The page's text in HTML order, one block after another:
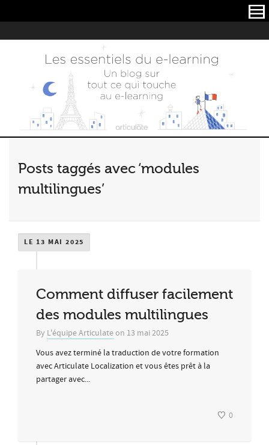
Posts taggés avec ‘modules
multilingues’
LE 13 MAI 2025
Comment diffuser facilement
des modules multilingues
By L'équipe Articulateon 13 mai 2025
Vous avez terminé la traduction de votre formation
avec Articulate Localization et vous êtes prêt à la
partager avec...
0